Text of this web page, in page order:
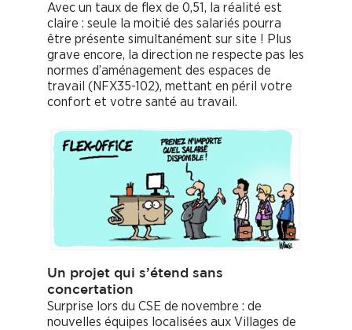
Avec un taux de flex de 0,51, la réalité est
claire : seule la moitié des salariés pourra
être présente simultanément sur site ! Plus
grave encore, la direction ne respecte pas les
normes d’aménagement des espaces de
travail (NFX35-102), mettant en péril votre
confort et votre santé au travail.
Un projet qui s’étend sans
concertation
Surprise lors du CSE de novembre : de
nouvelles équipes localisées aux Villages de